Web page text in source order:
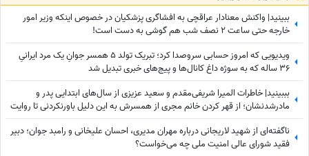
ببینید| واکنش معنادار عراقچی به افشاگری پزشکیان در خصوص اینکه وزیر امور
خارجه حتی ساعت 2 نصف شب هم گوشی به دست است!
ویدیویی که امروز حسابی سروصدا کرد؛ تبریک تولد 5 همسر جوانِ یک مرد ایرانیِ
36 ساله که به سوژه داغ کانال‌ها و پیج‌های خبری تبدیل شد
بببینید| خاطرات المیرا شریفی‌مقدم و سعید عزیزی از سال‌های ابتدایی پدر و
مادرشدنشان؛ از قهر کردن خانم مجری از همسرش به این دلیل باورنکردنی تا روایت
آقای دکتر از همسرش پس از هر بار بچه‌دارشدن
ناگفته‌ای از شهید لاریجانی درباره مهران مدیری، احسان علیخانی و رامبد جوان؛ دبیر
فقید شورای عالی امنیت ملی چه می‌خواست؟